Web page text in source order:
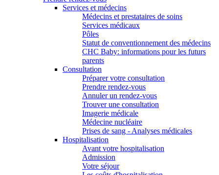
Services et médecins
Médecins et prestataires de soins
Services médicaux
Pôles
Statut de conventionnement des médecins
CHC Baby: informations pour les futurs
parents
Consultation
Préparer votre consultation
Prendre rendez-vous
Annuler un rendez-vous
Trouver une consultation
Imagerie médicale
Médecine nucléaire
Prises de sang - Analyses médicales
Hospitalisation
Avant votre hospitalisation
Admission
Votre séjour